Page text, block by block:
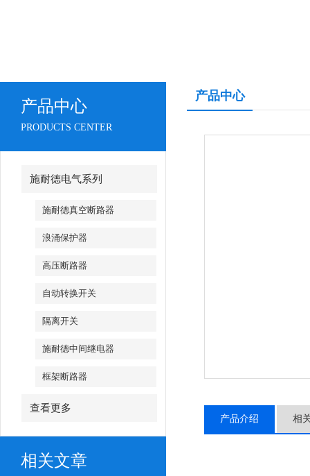
产品中心
PRODUCTS CENTER
施耐德电气系列
施耐德真空断路器
浪涌保护器
高压断路器
自动转换开关
隔离开关
施耐德中间继电器
框架断路器
查看更多
相关文章
产品中心
产品介绍 相